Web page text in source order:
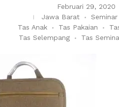
Februari 29, 2020
Jawa Barat
Tas Anak
Tas Pakaian
Tas Selempang
Tas